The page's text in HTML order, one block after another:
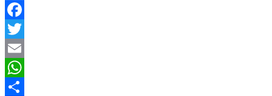
Facebook
Twitter
Email
WhatsApp